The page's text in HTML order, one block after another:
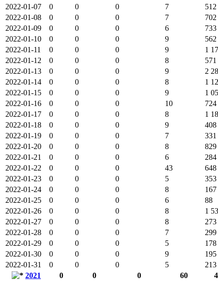
2022-01-07 0 0 0 7
512
2022-01-08
0 0 0 7
702
2022-01-09
0 0 0 6
733
2022-01-10
0 0 0 9
562
2022-01-11
0 0 0 9
1
2022-01-12
0 0 0 8
571
2022-01-13
0 0 0 9
2
2022-01-14
0 0 0 8
1
2022-01-15
0 0 0 9
1
2022-01-16
0 0 0 10
724
2022-01-17
0 0 0 8
1
2022-01-18
0 0 0 9
408
2022-01-19
0 0 0 7
331
2022-01-20
0 0 0 8
829
2022-01-21
0 0 0 6
284
2022-01-22
0 0 0 43
648
2022-01-23
0 0 0 5
353
2022-01-24
0 0 0 8
167
2022-01-25
0 0 0 6
88
2022-01-26
0 0 0 8
1
2022-01-27
0 0 0 8
273
2022-01-28
0 0 0 7
299
2022-01-29
0 0 0 5
178
2022-01-30
0 0 0 9
195
2022-01-31
0 0 0 5
213
2021
0 0 0 60